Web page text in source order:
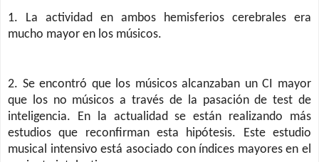
1. La actividad en ambos hemisferios cerebrales era
mucho mayor en los músicos.
2. Se encontró que los músicos alcanzaban un CI mayor
que los no músicos a través de la pasación de test de
inteligencia. En la actualidad se están realizando más
estudios que reconfirman esta hipótesis. Este estudio
musical intensivo está asociado con índices mayores en el